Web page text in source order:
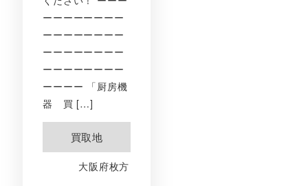
ーーーーーーーー
ーーーーーーーー
ーーーーーーーー
ーーーーーーーー
ーーーー 「厨房機
器 買 […]
買取地
大阪府枚方